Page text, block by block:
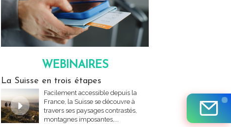
WEBINAIRES
La Suisse en trois étapes
Facilement accessible depuis la
France, la Suisse se découvre à
travers ses paysages contrastés,
montagnes imposantes,...